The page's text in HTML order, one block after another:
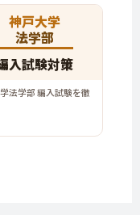
神戸大学
法学部
入試験対策
法学部 編入試験を徹